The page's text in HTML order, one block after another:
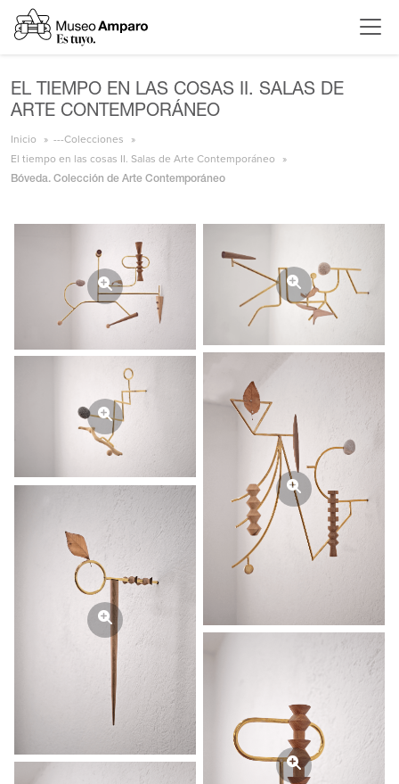
EL TIEMPO EN LAS COSAS II. SALAS DE
ARTE CONTEMPORÁNEO
Inicio
---Colecciones
El tiempo en las cosas II. Salas de Arte Contemporáneo
Bóveda. Colección de Arte Contemporáneo